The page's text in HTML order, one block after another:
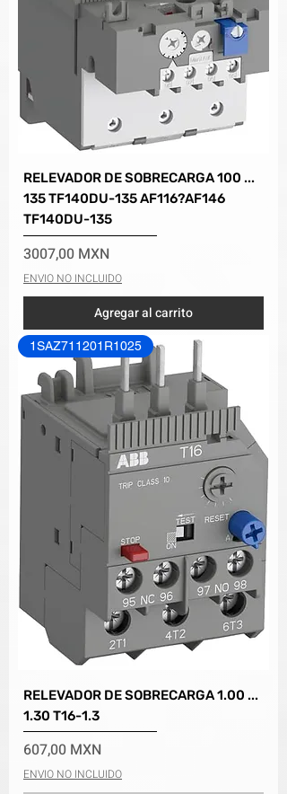
RELEVADOR DE SOBRECARGA 100 ...
135 TF140DU-135 AF116?AF146
TF140DU-135
Precio
3007,00 MXN
ENVIO NO INCLUIDO
Agregar al carrito
1SAZ711201R1025
RELEVADOR DE SOBRECARGA 1.00 ...
1.30 T16-1.3
Precio
607,00 MXN
ENVIO NO INCLUIDO